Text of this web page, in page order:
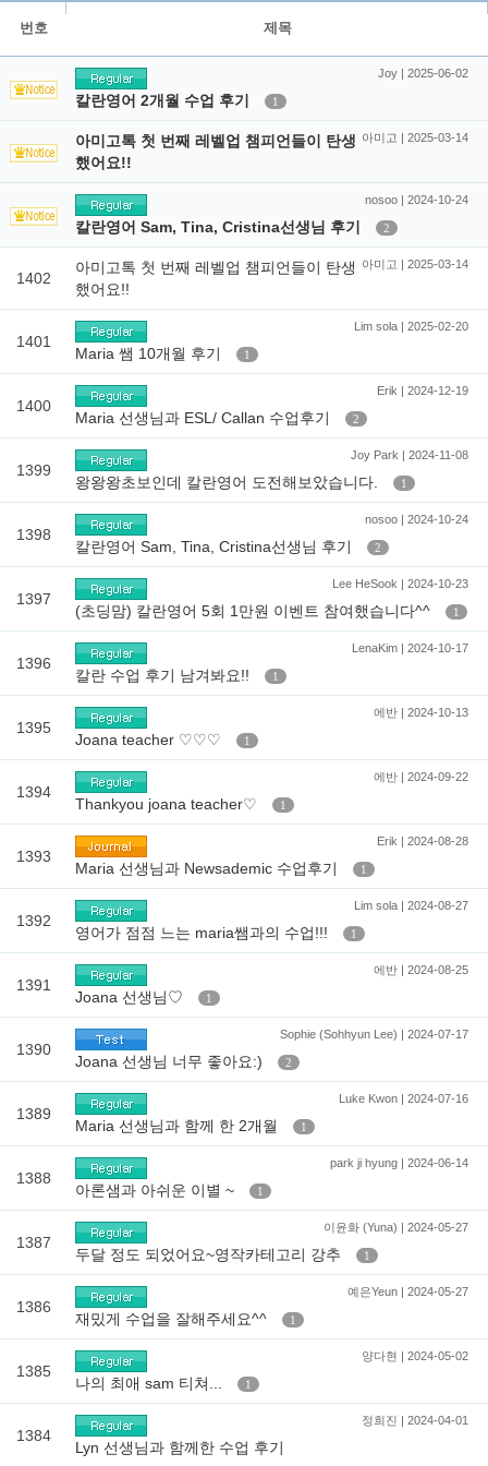
번호 제목
Joy | 2025-06-02
칼란영어 2개월 수업 후기 1
아미고 | 2025-03-14
아미고톡 첫 번째 레벨업 챔피언들이 탄생
했어요!!
nosoo | 2024-10-24
칼란영어 Sam, Tina, Cristina선생님 후기 2
1402
아미고 | 2025-03-14
아미고톡 첫 번째 레벨업 챔피언들이 탄생
했어요!!
1401
Lim sola | 2025-02-20
Maria 쌤 10개월 후기 1
1400
Erik | 2024-12-19
Maria 선생님과 ESL/ Callan 수업후기 2
1399
Joy Park | 2024-11-08
왕왕왕초보인데 칼란영어 도전해보았습니다. 1
1398
nosoo | 2024-10-24
칼란영어 Sam, Tina, Cristina선생님 후기 2
1397
Lee HeSook | 2024-10-23
(초딩맘) 칼란영어 5회 1만원 이벤트 참여했습니다^^ 1
1396
LenaKim | 2024-10-17
칼란 수업 후기 남겨봐요!! 1
1395
에반 | 2024-10-13
Joana teacher ♡♡♡ 1
1394
에반 | 2024-09-22
Thankyou joana teacher♡ 1
1393
Erik | 2024-08-28
Maria 선생님과 Newsademic 수업후기 1
1392
Lim sola | 2024-08-27
영어가 점점 느는 maria쌤과의 수업!!! 1
1391
에반 | 2024-08-25
Joana 선생님♡ 1
1390
Sophie (Sohhyun Lee) | 2024-07-17
Joana 선생님 너무 좋아요:) 2
1389
Luke Kwon | 2024-07-16
Maria 선생님과 함께 한 2개월 1
1388
park ji hyung | 2024-06-14
아론샘과 아쉬운 이별 ~ 1
1387
이윤화 (Yuna) | 2024-05-27
두달 정도 되었어요~영작카테고리 강추 1
1386
예은Yeun | 2024-05-27
재밌게 수업을 잘해주세요^^ 1
1385
양다현 | 2024-05-02
나의 최애 sam 티쳐... 1
1384
정희진 | 2024-04-01
Lyn 선생님과 함께한 수업 후기